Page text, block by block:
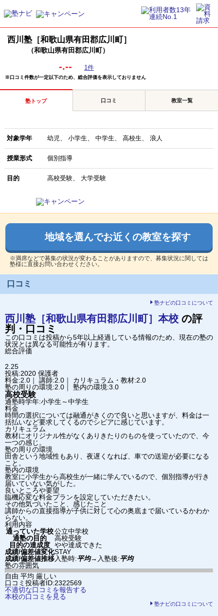
西川塾［和歌山県有田郡広川町］
（和歌山県有田郡広川町）
-.-- 1件
※口コミ件数が一定以下のため、総合評価を表示しておりません
塾トップ 口コミ 教室一覧
対象学年 幼児 小学生 中学生 高校生 浪人
授業形式 個別指導
目的 高校受験 大学受験
地域を選んでお近くの教室を探す
※満席などで募集の状況が変わることがありますので、募集状況に関しては
塾様に直接お問い合わせください。
口コミ
塾ナビの口コミについて
西川塾［和歌山県有田郡広川町］ 本校 の評
判・口コミ
この口コミは投稿から5年以上経過している情報のため、現在の塾の
状況とは異なる可能性が有ります。
総合評価
2.25
投稿:2020 保護者
料金:2.0｜ 講師:2.0｜ カリキュラム・教材:2.0
塾の周りの環境:2.0｜ 塾内の環境:3.0
高校受験
通塾時学年:小学生～中学生
料金
時間の選択については融通がきくので良いと思いますが、料金は一
括払いなど要求してくるのでシビアに感じています。
カリキュラム
教材にオリジナル性がなくありきたりのものを使っていたので、今
一つの感じ。
塾の周りの環境
田舎という地域性もあり、夜遅くなれば、車での送迎が必要になる
こと。
塾内の環境
教室に小学生から高校生が一緒に学んでいるので、個別指導が行き
届いていない気がした。
良いところや要望
臨機応変な料金プランを設定していただきたい。
その他気づいたこと、感じたこと
講師からの直接指導が子供に対して心の奥底まで届いているかわか
らない。
利用内容
通っていた学校公立中学校
通塾の目的
高校受験
目的の達成度 やや達成できた
成績/偏差値変化STAY
成績/偏差値推移入塾時:平均→ 入塾後:平均
塾の雰囲気
自由 平均 厳しい
口コミ投稿者ID:2322569
不適切な口コミを報告する
本校の口コミを見る
塾ナビの口コミについて